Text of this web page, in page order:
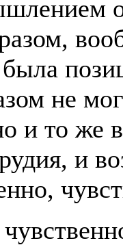
была
не
и то же
и